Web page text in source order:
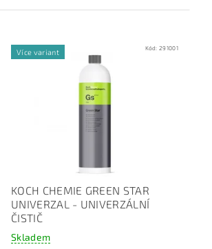
Více variant Kód:291001
KOCH CHEMIE GREEN STAR
UNIVERZAL - UNIVERZÁLNÍ
ČISTIČ
Skladem